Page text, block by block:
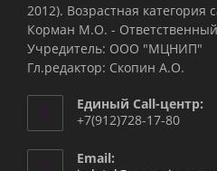
2012). Возрастная категория
Корман М.О. -
Учредитель: ООО "МЦНИП"
Гл.редактор: Скопин А.О.
Единый Call-центр:
+7(912)728-17-80
Email: